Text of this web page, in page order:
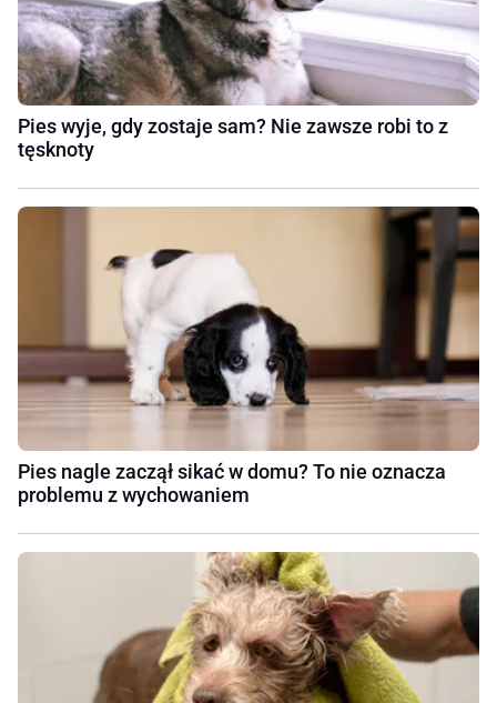
Pies wyje, gdy zostaje sam? Nie zawsze robi to z
tęsknoty
Pies nagle zaczął sikać w domu? To nie oznacza
problemu z wychowaniem